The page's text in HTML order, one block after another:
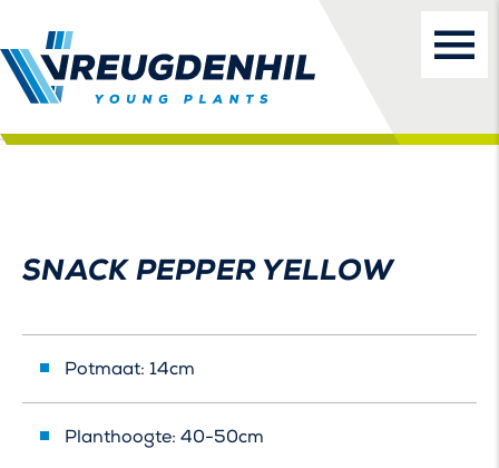
SNACK PEPPER YELLOW
Potmaat: 14cm
Planthoogte: 40-50cm